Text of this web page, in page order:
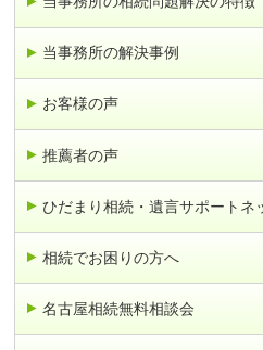
当事務所の解決事例
お客様の声
推薦者の声
ひだまり相続・遺言サポートネ
相続でお困りの方へ
名古屋相続無料相談会